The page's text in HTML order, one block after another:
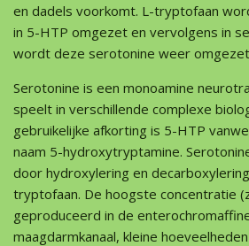
en dadels voorkomt. L-tryptofaan
in 5-HTP omgezet en vervolgens in
wordt deze serotonine weer
Serotonine is een monoamine
speelt in verschillende complexe
gebruikelijke afkorting is 5-HTP
naam 5-hydroxytryptamine.
door hydroxylering en
tryptofaan. De hoogste concentratie
geproduceerd in de
maagdarmkanaal, kleine